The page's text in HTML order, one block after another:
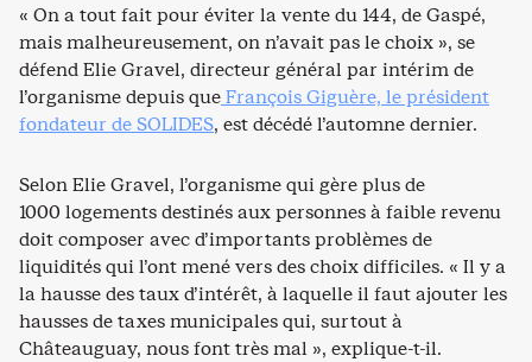
« On a tout fait pour éviter la vente du 144, de Gaspé,
mais malheureusement, on n’avait pas le choix », se
défend Elie Gravel, directeur général par intérim de
l’organisme depuis queFrançois Giguère, le président
fondateur de SOLIDES, est décédé l’automne dernier.
Selon Elie Gravel, l’organisme qui gère plus de
1000 logements destinés aux personnes à faible revenu
doit composer avec d’importants problèmes de
liquidités qui l’ont mené vers des choix difficiles. « Il y a
la hausse des taux d’intérêt, à laquelle il faut ajouter les
hausses de taxes municipales qui, surtout à
Châteauguay, nous font très mal », explique-t-il.